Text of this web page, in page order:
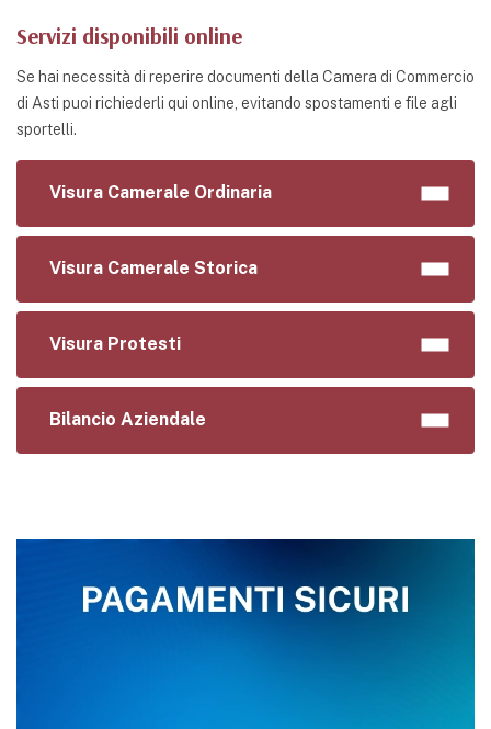
Servizi disponibili online
Se hai necessità di reperire documenti della Camera di Commercio
di Asti puoi richiederli qui online, evitando spostamenti e file agli
sportelli.
Visura Camerale Ordinaria
Visura Camerale Storica
Visura Protesti
Bilancio Aziendale